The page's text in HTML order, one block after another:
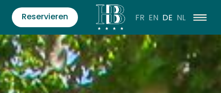
Reservieren FR EN DE NL